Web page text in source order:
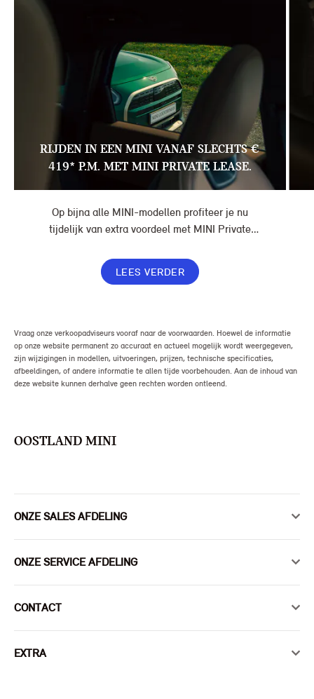
RIJDEN IN EEN MINI VANAF SLECHTS €
419* P.M. MET MINI PRIVATE LEASE.
Op bijna alle MINI-modellen profiteer je nu
tijdelijk van extra voordeel met MINI Private
maand, in plaats van € 449. Afhankelijk van de
uitvoering kan jouw voordeel nog verder oplopen.
LEES VERDER
Vraag onze verkoopadviseurs vooraf naar de voorwaarden. Hoewel de informatie
op onze website permanent zo accuraat en actueel mogelijk wordt weergegeven,
zijn wijzigingen in modellen, uitvoeringen, prijzen, technische specificaties,
afbeeldingen, of andere informatie te allen tijde voorbehouden. Aan de inhoud van
deze website kunnen derhalve geen rechten worden ontleend.
OOSTLAND MINI
ONZE SALES AFDELING
ONZE SERVICE AFDELING
CONTACT
EXTRA